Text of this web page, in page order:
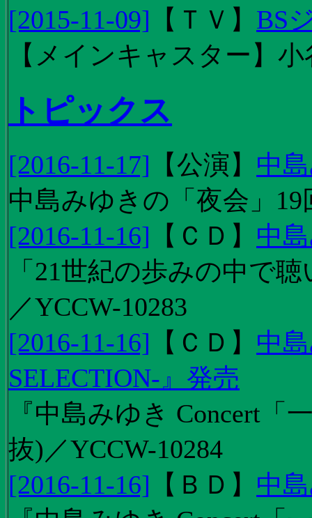
[2015-11-09] 【 ＴＶ 】 BS
【メインキャスター】
トピックス
[2016-11-17] 【公演 】 中
中島みゆきの「夜会」
[2016-11-16] 【 ＣＤ 】 中
「21世紀の歩みの中で
／YCCW-10283
[2016-11-16] 【 ＣＤ 】 中
SELECTION-』発売
『中島みゆき Concert
抜)／YCCW-10284
[2016-11-16] 【 ＢＤ 】 中